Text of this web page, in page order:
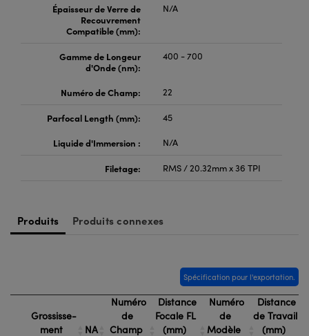
Épaisseur de Verre de
Recouvrement
Compatible (mm):
N/A
Gamme de Longeur
d'Onde (nm):
400 - 700
Numéro de Champ: 22
Parfocal Length (mm):
45
Liquide d'Immersion :
N/A
Filetage: RMS / 20.32mm x 36 TPI
Produits Produits connexes
Spécification pour l'exportation.
Grossisse-
ment
NA
Numéro
de
Champ
Distance
Focale FL
(mm)
Numéro
de
Modèle
Distance
de Travail
(mm)